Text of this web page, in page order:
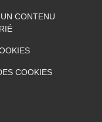
CONTENU
COOKIES